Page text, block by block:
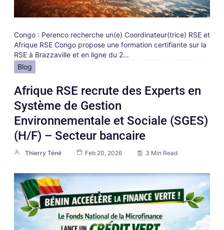
Congo : Perenco recherche un(e) Coordinateur(trice) RSE et
Afrique RSE Congo propose une formation certifiante sur la
RSE à Brazzaville et en ligne du 2…
Blog
Afrique RSE recrute des Experts en
Système de Gestion
Environnementale et Sociale (SGES)
(H/F) – Secteur bancaire
Thierry Téné Feb 20, 2026 3 Min Read